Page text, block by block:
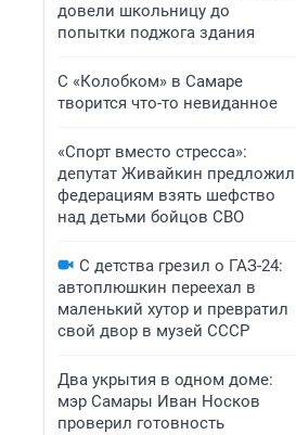
довели школьницу до
попытки поджога здания
С «Колобком» в Самаре
творится что-то невиданное
«Спорт вместо стресса»:
депутат Живайкин предложил
федерациям взять шефство
над детьми бойцов СВО
С детства грезил о ГАЗ-24:
автоплюшкин переехал в
маленький хутор и превратил
свой двор в музей СССР
Два укрытия в одном доме:
мэр Самары Иван Носков
проверил готовность